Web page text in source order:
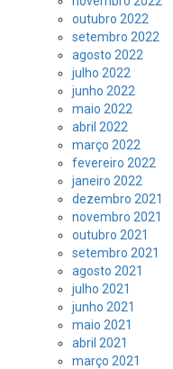
outubro 2022
setembro 2022
agosto 2022
julho 2022
junho 2022
maio 2022
abril 2022
março 2022
fevereiro 2022
janeiro 2022
dezembro 2021
novembro 2021
outubro 2021
setembro 2021
agosto 2021
julho 2021
junho 2021
maio 2021
abril 2021
março 2021